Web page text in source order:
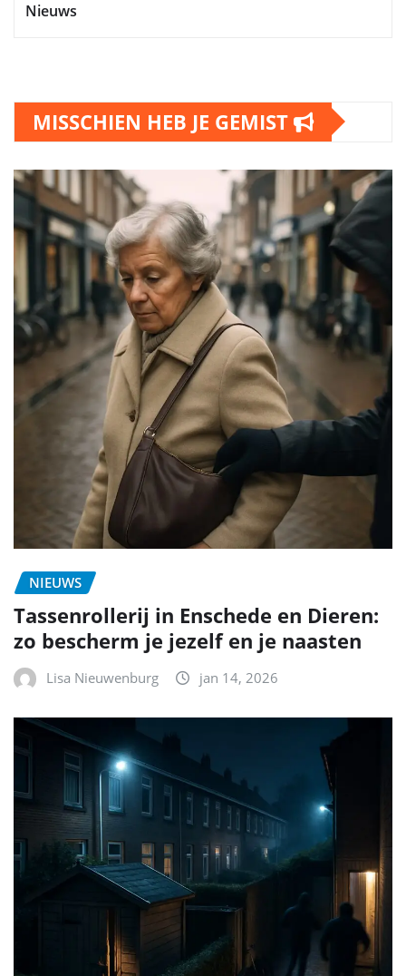
Nieuws
MISSCHIEN HEB JE GEMIST
NIEUWS
Tassenrollerij in Enschede en Dieren:
zo bescherm je jezelf en je naasten
Lisa Nieuwenburg jan 14, 2026